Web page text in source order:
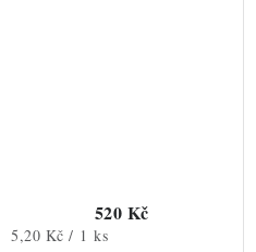
520 Kč
Měrná
5,20 Kč / 1 ks